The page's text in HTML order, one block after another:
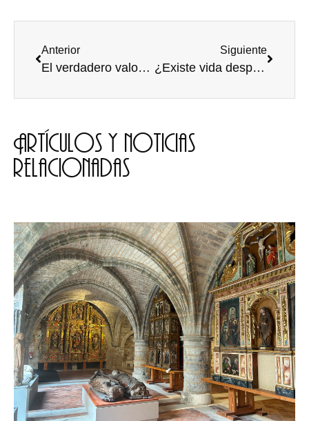
Anterior
El verdadero valor del anillo.
Siguiente
¿Existe vida después de la muerte?
Artículos y noticias
relacionadas